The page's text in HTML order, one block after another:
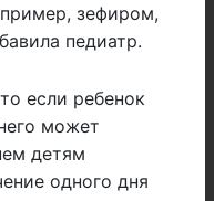
зефиром,
педиатр.
если ребенок
может
детям
одного дня